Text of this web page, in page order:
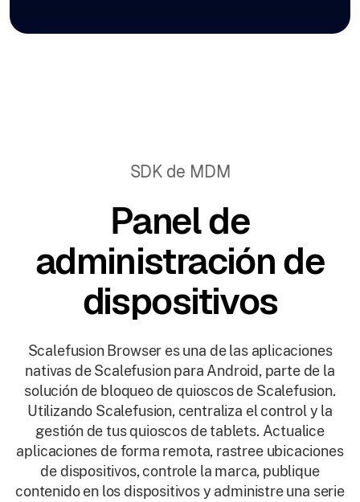
SDK de MDM
Panel de
administración de
dispositivos
Scalefusion Browser es una de las aplicaciones
nativas de Scalefusion para Android, parte de la
solución de bloqueo de quioscos de Scalefusion.
Utilizando Scalefusion, centraliza el control y la
gestión de tus quioscos de tablets. Actualice
aplicaciones de forma remota, rastree ubicaciones
de dispositivos, controle la marca, publique
contenido en los dispositivos y administre una serie